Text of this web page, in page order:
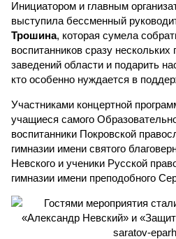
Инициатором и главным
выступила бессменный
Трошина, которая сумела
воспитанников сразу
заведений области и подарить
кто особенно нуждается в
Участниками концертной
учащиеся самого
воспитанники Покровской
гимназии имени святого
Невского и ученики Русской
гимназии имени преподобного